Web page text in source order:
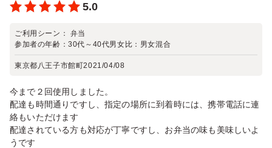
5.0
ご利用シーン： 弁当
参加者の年齢：30代～40代男女比： 男女混合
東京都八王子市館町2021/04/08
今まで２回使用しました。
配達も時間通りですし、指定の場所に到着時には、携帯電話に連
絡もいただけます
配達されている方も対応が丁寧ですし、お弁当の味も美味しいよ
うです